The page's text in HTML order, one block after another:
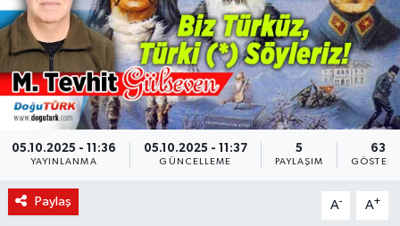
05.10.2025 - 11:36
YAYINLANMA
05.10.2025 - 11:37
GÜNCELLEME
5
PAYLAŞIM
63
Paylaş A- A+
KÜLTÜR-SANAT
Magazin
Medya
Politika
Sağlık